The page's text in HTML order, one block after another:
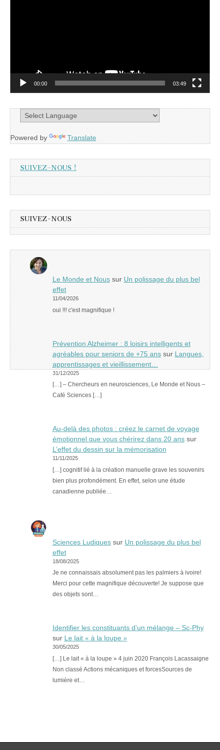
00:00 03:49
Powered by Translate
SUIVEZ-NOUS !
SUIVEZ-NOUS
Le Monde et Noussur Un polissage du plus bel
effet
11/04/2026
oui !!! c'est magnifique !
Prévention Alzheimer : 8 loisirs intelligents et
agréables pour seniors de +75 anssur Langues,
apprentissages et vieillissement…
31/12/2025
[…] – Chercheurs en neurosciences, Le Monde et Nous –
Café Sciences […]
Au-delà des photos : créez le carnet de voyage
émotionnel que vous chérirez dans 20 anssur
L’effet du dessin sur la mémorisation
11/11/2025
[…] cognitif lié à la création manuelle grave les souvenirs
bien plus profondément. En effet, selon une étude
canadienne publiée…
Sciences Ludiquessur Un polissage du plus bel
effet
18/08/2025
Je ne connaissais absolument pas les palmiers à ivoire!
Merci pour cette magnifique découverte! Je suppose que
des objets sont…
Identifier les constituants d’un mélange – Sc-Phy
sur Le lait « à la loupe »
30/05/2025
[…] Le lait « à la loupe » 4 juin 2020 François Lacassaigne
Non classé Actions mécaniques et forcesSources de
lumière et…